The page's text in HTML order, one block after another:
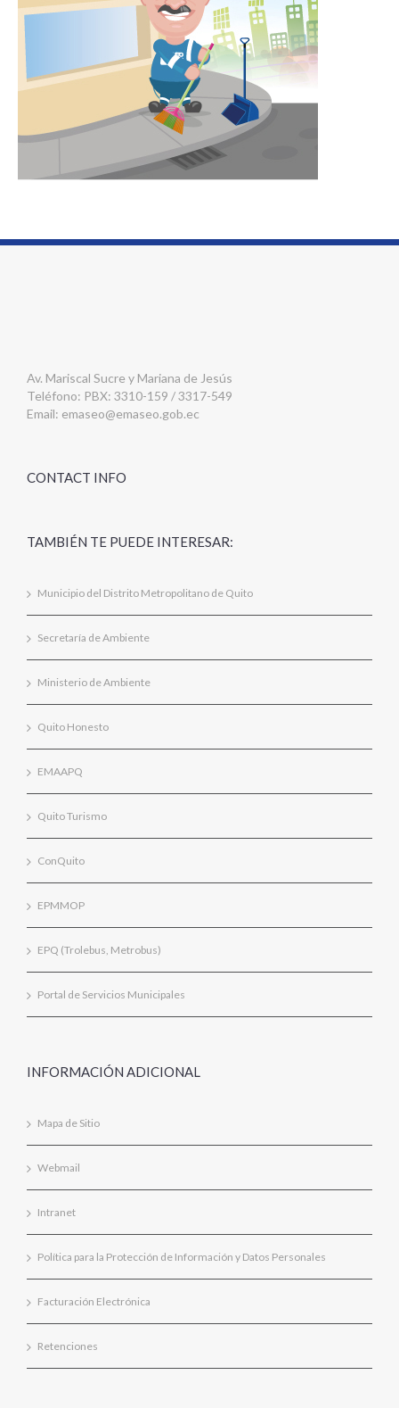
Av. Mariscal Sucre y Mariana de Jesús
Teléfono: PBX: 3310-159 / 3317-549
Email: emaseo@emaseo.gob.ec
CONTACT INFO
TAMBIÉN TE PUEDE INTERESAR:
Municipio del Distrito Metropolitano de Quito
Secretaría de Ambiente
Ministerio de Ambiente
Quito Honesto
EMAAPQ
Quito Turismo
ConQuito
EPMMOP
EPQ (Trolebus, Metrobus)
Portal de Servicios Municipales
INFORMACIÓN ADICIONAL
Mapa de Sitio
Webmail
Intranet
Política para la Protección de Información y Datos Personales
Facturación Electrónica
Retenciones